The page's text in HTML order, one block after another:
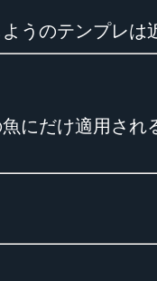
うのテンプレ
にだけ適用さ